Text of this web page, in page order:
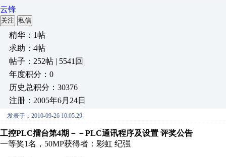
云锋
关注 私信
精华：1帖
求助：4帖
帖子：252帖 | 5541回
年度积分：0
历史总积分：30376
注册：2005年6月24日
发表于：2010-09-26 10:05:29
工控PLC擂台第4期－－PLC通讯程序及设置 评奖公告
一等奖1名，50MP获得者：彩虹 纪强